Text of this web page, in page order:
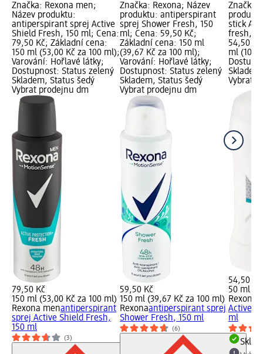
Značka: Rexona men;
Název produktu:
antiperspirant sprej Active
Shield Fresh, 150 ml; Cena:
79,50 Kč; Základní cena:
150 ml (53,00 Kč za 100 ml);
Varování: Hořlavé látky;
Dostupnost: Status zelený
Skladem, Status šedý
Vybrat prodejnu dm
79,50 Kč
150 ml (53,00 Kč za 100 ml)
Rexona menantiperspirant
sprej Active Shield Fresh,
150 ml
(3)
Značka: Rexona; Název
produktu: antiperspirant
sprej Shower Fresh, 150
ml; Cena: 59,50 Kč;
Základní cena: 150 ml
(39,67 Kč za 100 ml);
Varování: Hořlavé látky;
Dostupnost: Status zelený
Skladem, Status šedý
Vybrat prodejnu dm
59,50 Kč
150 ml (39,67 Kč za 100 ml)
Rexonaantiperspirant sprej
Shower Fresh, 150 ml
(6)
Značka:
stick
fresh,
54,50
ml
Vybrat
54,50 Kč
50 ml
Rexona
Active
ml